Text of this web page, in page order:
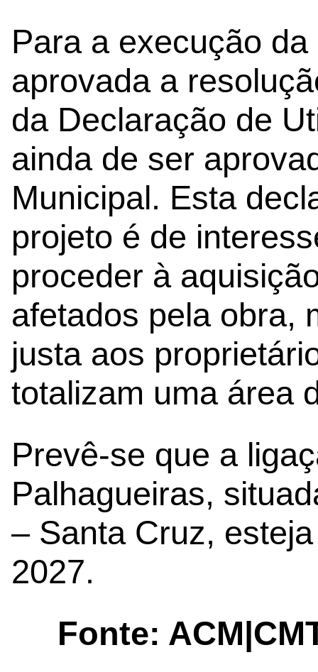
Para a execução
aprovada a
da Declaração de
ainda de ser
Municipal. Esta
projeto é de
proceder à
afetados pela obra,
justa aos
totalizam uma área
Prevê-se que a
Palhagueiras,
– Santa Cruz,
2027.
Fonte: